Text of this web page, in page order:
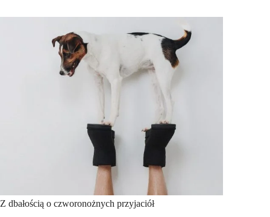
Z dbałością o czworonożnych przyjaciół